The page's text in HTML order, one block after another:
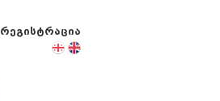
რეგისტრაცია